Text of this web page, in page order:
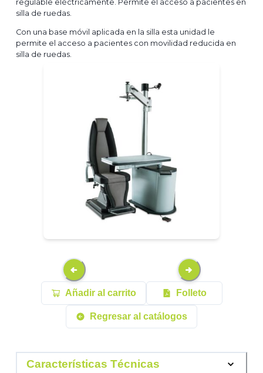
regulable eléctricamente. Permite el acceso a pacientes en
silla de ruedas.​
Con una base móvil aplicada en la silla esta unidad le
permite el acceso a pacientes con movilidad reducida en
silla de ruedas.
Añadir al carrito Folleto
Regresar al catálogos
Características Técnicas